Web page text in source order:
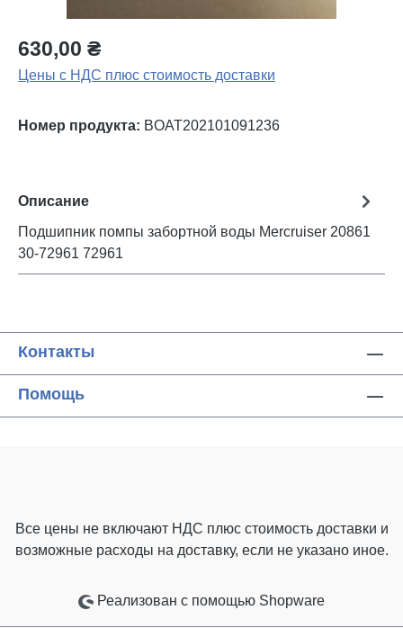
630,00 ₴
Цены с НДС плюс стоимость доставки
Номер продукта: BOAT202101091236
Описание
Подшипник помпы забортной воды Mercruiser 20861
30-72961 72961
Контакты
Помощь
Все цены не включают НДС плюс стоимость доставки и
возможные расходы на доставку, если не указано иное.
Реализован с помощью Shopware